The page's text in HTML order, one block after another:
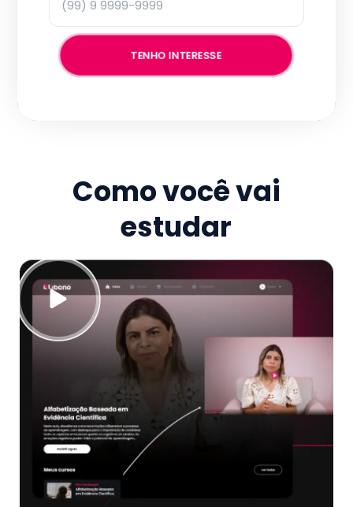
TENHO INTERESSE
Como você vai
estudar